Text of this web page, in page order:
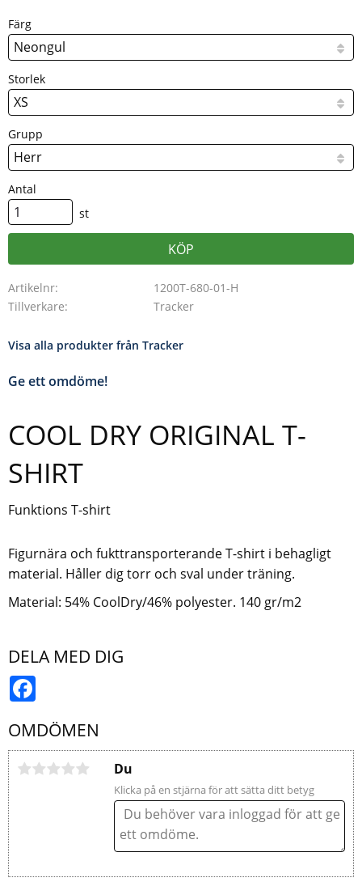
Färg
Storlek
Grupp
Antal
st
KÖP
Artikelnr
1200T-680-01-H
Tillverkare
Tracker
Visa alla produkter från Tracker
Ge ett omdöme!
COOL DRY ORIGINAL T-
SHIRT
Funktions T-shirt
Figurnära och fukttransporterande T-shirt i behagligt
material. Håller dig torr och sval under träning.
Material: 54% CoolDry/46% polyester. 140 gr/m2
DELA MED DIG
OMDÖMEN
Du
Klicka på en stjärna för att sätta ditt betyg